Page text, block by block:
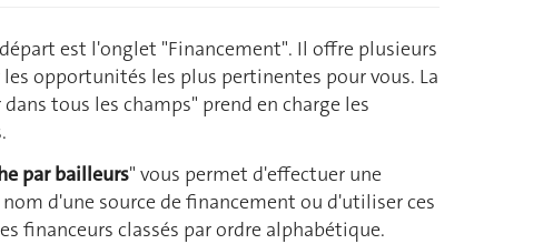
est l'onglet "Financement". Il offre plusieurs
opportunités les plus pertinentes pour vous. La
tous les champs" prend en charge les
par bailleurs" vous permet d'effectuer une
d'une source de financement ou d'utiliser ces
financeurs classés par ordre alphabétique.